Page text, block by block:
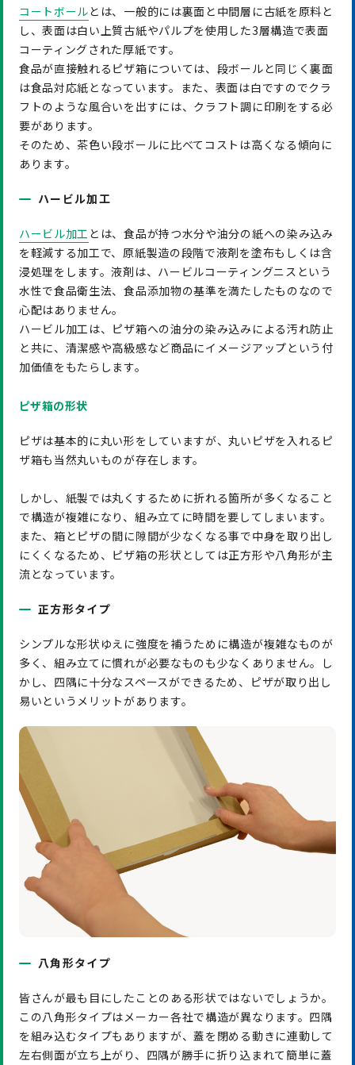
コートボールとは、一般的には裏面と中間層に古紙を原料と
し、表面は白い上質古紙やパルプを使用した3層構造で表面
コーティングされた厚紙です。
食品が直接触れるピザ箱については、段ボールと同じく裏面
は食品対応紙となっています。また、表面は白ですのでクラ
フトのような風合いを出すには、クラフト調に印刷をする必
要があります。
そのため、茶色い段ボールに比べてコストは高くなる傾向に
あります。
ハービル加工
ハービル加工 とは、食品が持つ水分や油分の紙への染み込み
を軽減する加工で、原紙製造の段階で液剤を塗布もしくは含
浸処理をします。液剤は、ハービルコーティングニスという
水性で食品衛生法、食品添加物の基準を満たしたものなので
心配はありません。
ハービル加工は、ピザ箱への油分の染み込みによる汚れ防止
と共に、清潔感や高級感など商品にイメージアップという付
加価値をもたらします。
ピザ箱の形状
ピザは基本的に丸い形をしていますが、丸いピザを入れるピ
ザ箱も当然丸いものが存在します。
しかし、紙製では丸くするために折れる箇所が多くなること
で構造が複雑になり、組み立てに時間を要してしまいます。
また、箱とピザの間に隙間が少なくなる事で中身を取り出し
にくくなるため、ピザ箱の形状としては正方形や八角形が主
流となっています。
正方形タイプ
シンプルな形状ゆえに強度を補うために構造が複雑なものが
多く、組み立てに慣れが必要なものも少なくありません。し
かし、四隅に十分なスペースができるため、ピザが取り出し
易いというメリットがあります。
八角形タイプ
皆さんが最も目にしたことのある形状ではないでしょうか。
この八角形タイプはメーカー各社で構造が異なります。四隅
を組み込むタイプもありますが、蓋を閉める動きに連動して
左右側面が立ち上がり、四隅が勝手に折り込まれて簡単に蓋